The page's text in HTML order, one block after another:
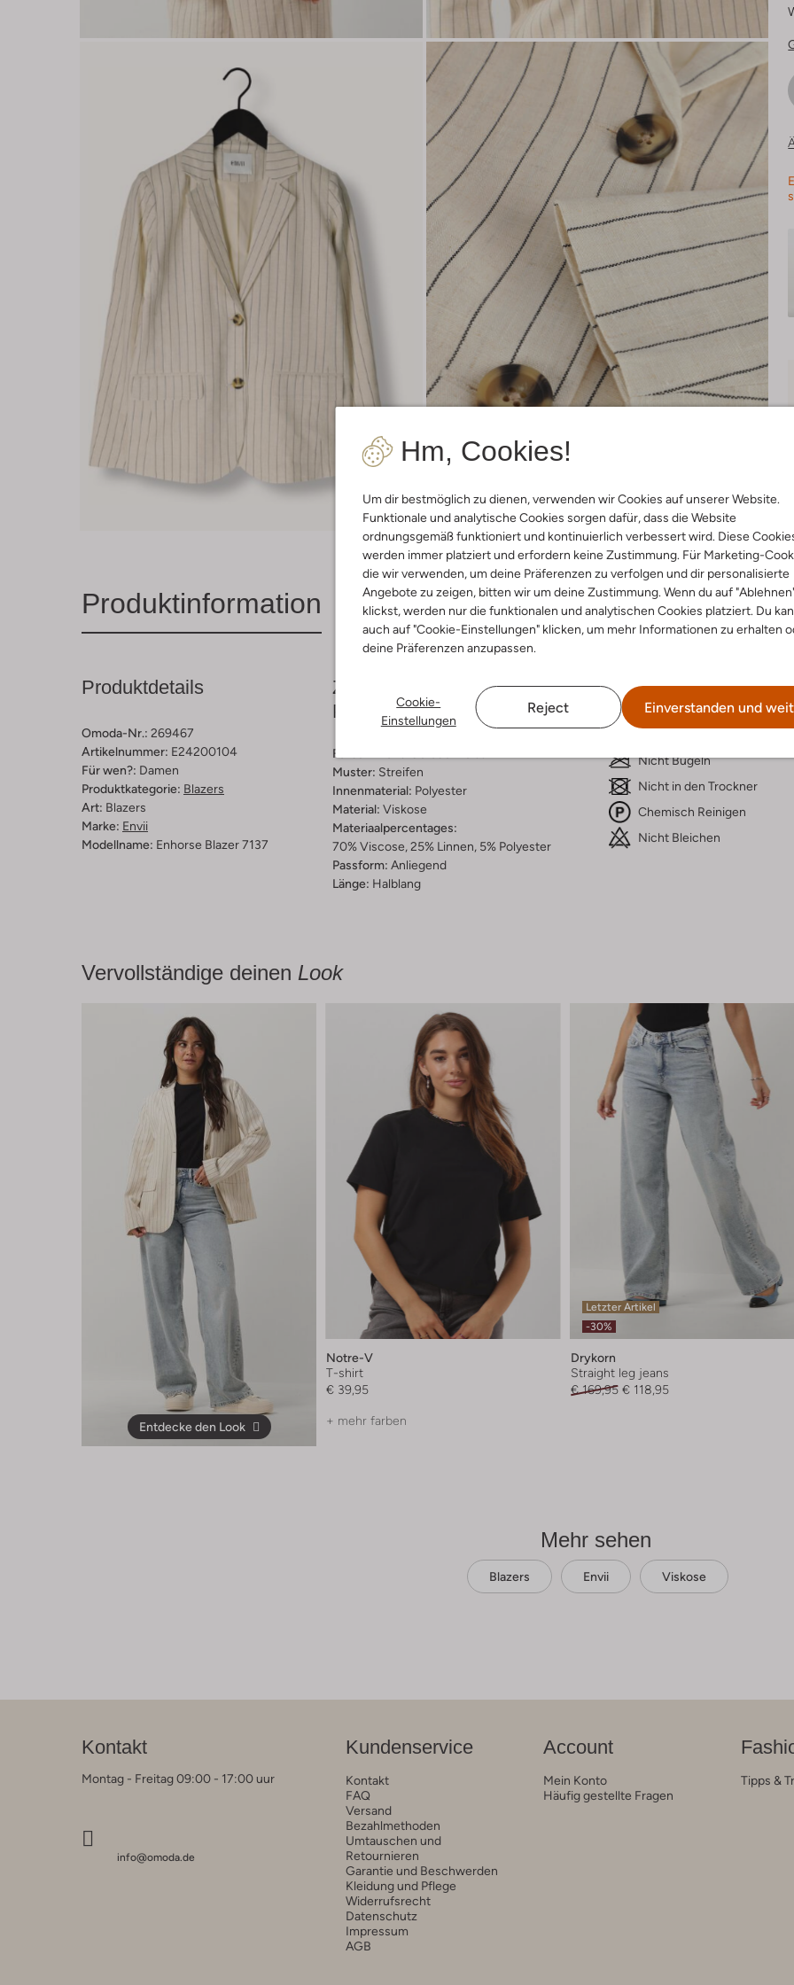
Hm, Cookies!
Um dir bestmöglich zu dienen, verwenden wir Cookies auf unserer Website.
Funktionale und analytische Cookies sorgen dafür, dass die Website
ordnungsgemäß funktioniert und kontinuierlich verbessert wird. Diese
werden immer platziert und erfordern keine Zustimmung. Für Marketing-
die wir verwenden, um deine Präferenzen zu verfolgen und dir personalisierte
Angebote zu zeigen, bitten wir um deine Zustimmung. Wenn du auf
klickst, werden nur die funktionalen und analytischen Cookies platziert. Du
auch auf "Cookie-Einstellungen" klicken, um mehr Informationen zu erhalten
deine Präferenzen anzupassen.
Cookie-
Einstellungen
Reject Einverstanden und
Produktinformation Lieferung & Rückgabe
Produktdetails
Omoda-Nr.: 269467
Artikelnummer: E24200104
Für wen?: Damen
Produktkategorie: Blazers
Art: Blazers
Marke: Envii
Modellname: Enhorse Blazer 7137
Zusammensetzung &
Passform
Farbe :
Muster: Streifen
Innenmaterial: Polyester
Material: Viskose
Materiaalpercentages:
70% Viscose, 25% Linnen, 5% Polyester
Passform: Anliegend
Länge: Halblang
Waschanleitung
Nicht Bügeln
Nicht in den Trockner
Chemisch Reinigen
Nicht Bleichen
Vervollständige deinen Look
Entdecke den Look
Notre-V
T-shirt
€ 39,95
+ mehr farben
Letzter Artikel
-30%
Drykorn
Straight leg jeans
€ 169,95 € 118,95
Mehr sehen
Blazers Envii Viskose
Kontakt
Montag - Freitag 09:00 - 17:00 uur
info@omoda.de
Kundenservice
Kontakt
FAQ
Versand
Bezahlmethoden
Umtauschen und
Retournieren
Garantie und Beschwerden
Kleidung und Pflege
Widerrufsrecht
Datenschutz
Impressum
AGB
Account
Mein Konto
Häufig gestellte Fragen
Tipps &